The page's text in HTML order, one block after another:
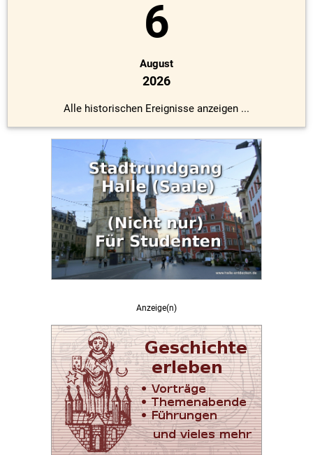
6
August
2026
Alle historischen Ereignisse anzeigen ...
Anzeige(n)